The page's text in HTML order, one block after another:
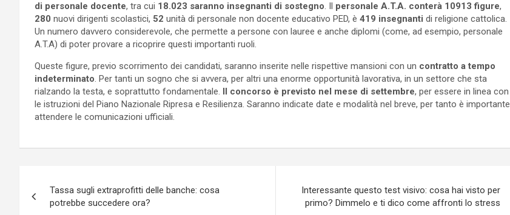
di personale docente, tra cui 18.023 saranno insegnanti di sostegno. Il personale A.T.A. conterà 10913 figure,
280 nuovi dirigenti scolastici, 52 unità di personale non docente educativo PED, è 419 insegnanti di religione cattolica.
Un numero davvero considerevole, che permette a persone con lauree e anche diplomi (come, ad esempio, personale
A.T.A) di poter provare a ricoprire questi importanti ruoli.
Queste figure, previo scorrimento dei candidati, saranno inserite nelle rispettive mansioni con un contratto a tempo
indeterminato. Per tanti un sogno che si avvera, per altri una enorme opportunità lavorativa, in un settore che sta
rialzando la testa, e soprattutto fondamentale.
Il concorso è previsto nel mese di settembre, per essere in linea con
le istruzioni del Piano Nazionale Ripresa e Resilienza. Saranno indicate date e modalità nel breve, per tanto è importante
attendere le comunicazioni ufficiali.
articoli
Tassa sugli extraprofitti delle banche: cosa
potrebbe succedere ora?
Interessante questo test visivo: cosa hai visto per
primo? Dimmelo e ti dico come affronti lo stress